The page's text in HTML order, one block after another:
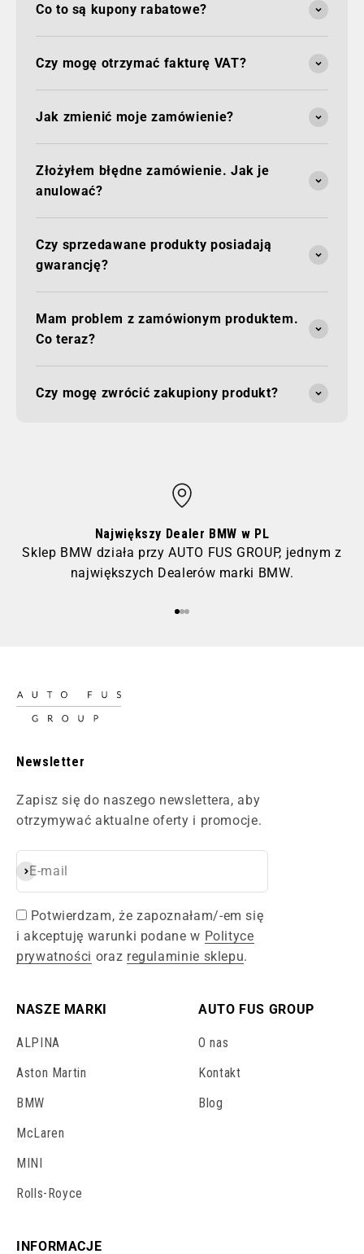
Co to są kupony rabatowe?
Czy mogę otrzymać fakturę VAT?
Jak zmienić moje zamówienie?
Złożyłem błędne zamówienie. Jak je
anulować?
Czy sprzedawane produkty posiadają
gwarancję?
Mam problem z zamówionym produktem.
Co teraz?
Czy mogę zwrócić zakupiony produkt?
Największy Dealer BMW w PL
Sklep BMW działa przy AUTO FUS GROUP, jednym z
największych Dealerów marki BMW.
Newsletter
Zapisz się do naszego newslettera, aby
otrzymywać aktualne oferty i promocje.
E-mail
Subskrybuj
Potwierdzam, że zapoznałam/-em się
i akceptuję warunki podane w Polityce
prywatności oraz regulaminie sklepu.
NASZE MARKI
ALPINA
Aston Martin
BMW
McLaren
MINI
Rolls-Royce
AUTO FUS GROUP
O nas
Kontakt
Blog
INFORMACJE